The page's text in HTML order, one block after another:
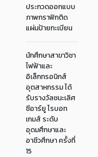
ประกวดออกแบบ
ภาพกราฟิกติด
แผ่นป้ายทะเบียน
นักศึกษาสาขาวิชา
ไฟฟ้าและ
อิเล็กทรอนิกส์
อุตสาหกรรม ได้
รับรางวัลชนะเลิศ
ซีอาร์ยู โรบอท
เกมส์ ระดับ
อุดมศึกษาและ
อาชีวศึกษา ครั้งที่
15